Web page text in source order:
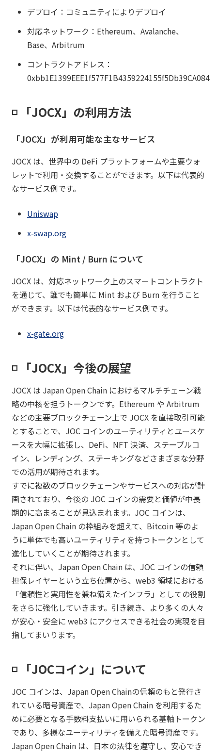
デプロイ：コミュニティによりデプロイ
対応ネットワーク：Ethereum、Avalanche、
Base、Arbitrum
コントラクトアドレス：
0xbb1E1399EEE1f577F1B4359224155f5Db39CA084
◽️ 「JOCX」の利用方法
「JOCX」が利用可能な主なサービス
JOCX は、世界中の DeFi プラットフォームや主要ウォ
レットで利用・交換することができます。以下は代表的
なサービス例です。
Uniswap
x-swap.org
「JOCX」の Mint / Burn について
JOCX は、対応ネットワーク上のスマートコントラクト
を通じて、誰でも簡単に Mint および Burn を行うこと
ができます。以下は代表的なサービス例です。
x-gate.org
◽️ 「JOCX」今後の展望
JOCX は Japan Open Chain におけるマルチチェーン戦
略の中核を担うトークンです。Ethereum や Arbitrum
などの主要ブロックチェーン上で JOCX を直接取引可能
とすることで、JOC コインのユーティリティとユースケ
ースを大幅に拡張し、DeFi、NFT 決済、ステーブルコ
イン、レンディング、ステーキングなどさまざまな分野
での活用が期待されます。
すでに複数のブロックチェーンやサービスへの対応が計
画されており、今後の JOC コインの需要と価値が中長
期的に高まることが見込まれます。JOC コインは、
Japan Open Chain の枠組みを超えて、Bitcoin 等のよ
うに単体でも高いユーティリティを持つトークンとして
進化していくことが期待されます。
それに伴い、Japan Open Chain は、JOC コインの信頼
担保レイヤーという立ち位置から、web3 領域における
「信頼性と実用性を兼ね備えたインフラ」としての役割
をさらに強化していきます。引き続き、より多くの人々
が安心・安全に web3 にアクセスできる社会の実現を目
指してまいります。
◽️ 「JOCコイン」について
JOC コインは、Japan Open Chainの信頼のもと発行さ
れている暗号資産で、Japan Open Chain を利用するた
めに必要となる手数料支払いに用いられる基軸トークン
であり、多様なユーティリティを備えた暗号資産です。
Japan Open Chain は、日本の法律を遵守し、安心でき